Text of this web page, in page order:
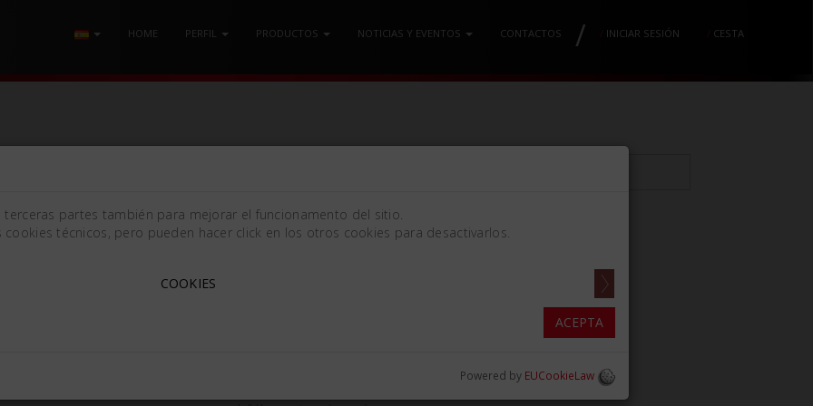
HOME PERFIL PRODUCTOS NOTICIAS Y EVENTOS CONTACTOS / / INICIAR SESIÓN CESTA
terceras partes también para mejorar el funcionamento del sitio.
técnicos, pero pueden hacer click en los otros cookies para desactivarlos.
COOKIES
ACEPTA
Powered by EUCookieLaw